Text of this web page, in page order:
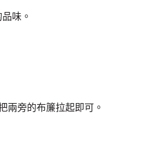
味。
兩旁的布簾拉起即可。